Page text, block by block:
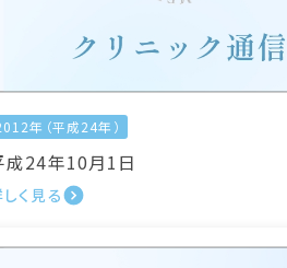
年（平成24年）
成24年10月1日
く見る